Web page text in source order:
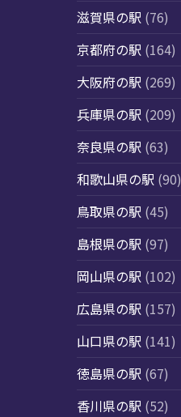
滋賀県の駅 (76)
京都府の駅 (164)
大阪府の駅 (269)
兵庫県の駅 (209)
奈良県の駅 (63)
和歌山県の駅 (90)
鳥取県の駅 (45)
島根県の駅 (97)
岡山県の駅 (102)
広島県の駅 (157)
山口県の駅 (141)
徳島県の駅 (67)
香川県の駅 (52)